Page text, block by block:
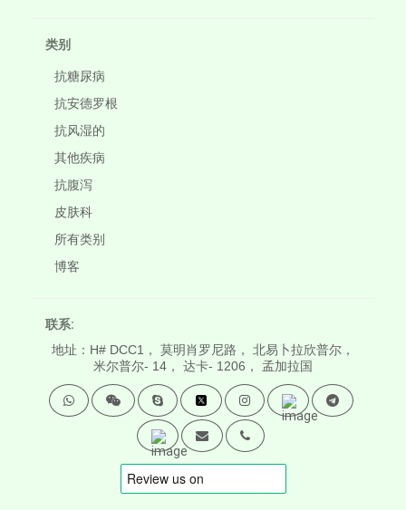
类别
抗糖尿病
抗安德罗根
抗风湿的
其他疾病
抗腹泻
皮肤科
所有类别
博客
联系:
地址：H# DCC1， 莫明肖罗尼路， 北易卜拉欣普尔，
米尔普尔- 14， 达卡- 1206， 孟加拉国